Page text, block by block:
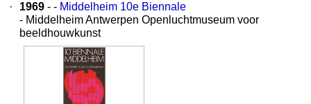
· 1969 - - Middelheim 10e Biennale
- Middelheim Antwerpen Openluchtmuseum voor
beeldhouwkunst